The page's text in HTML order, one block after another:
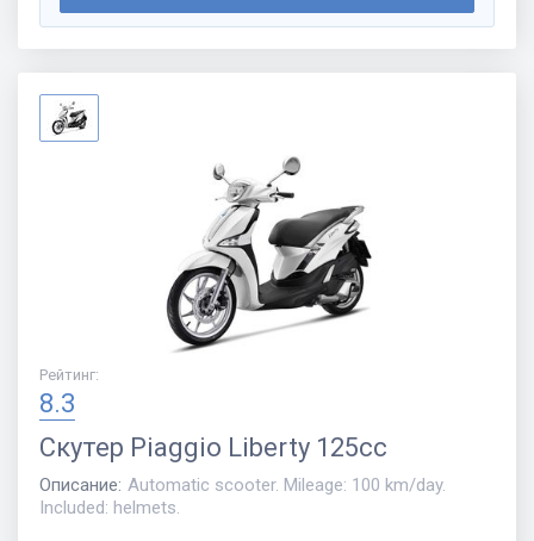
Рейтинг:
8.3
Скутер Piaggio Liberty 125cc
Описание: Automatic scooter. Mileage: 100 km/day.
Included: helmets.